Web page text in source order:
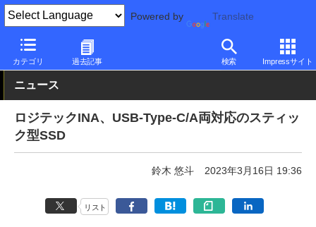
Powered by Translate
カテゴリ 過去記事 検索 Impressサイト
PC Watch 半導体/周辺機器
ニュース
ロジテックINA、USB-Type-C/A両対応のスティッ
ク型SSD
鈴木 悠斗 2023年3月16日 19:36
リスト